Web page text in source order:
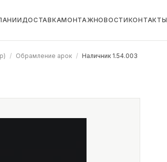
ДОСТАВКАМОНТАЖНОВОСТИКОНТАКТЫ
/ Обрамление арок / Наличник 1.54.003